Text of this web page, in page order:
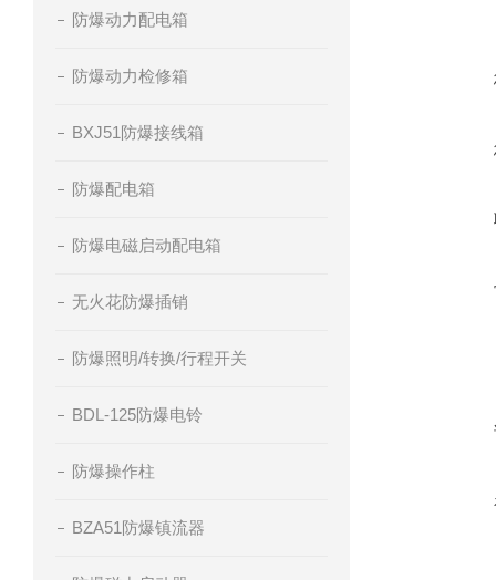
防爆动力配电箱
防爆动力检修箱
BXJ51防爆接线箱
防爆配电箱
防爆电磁启动配电箱
无火花防爆插销
防爆照明/转换/行程开关
BDL-125防爆电铃
防爆操作柱
BZA51防爆镇流器